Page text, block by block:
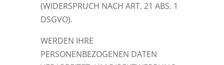
(WIDERSPRUCH NACH ART. 21 ABS. 1
DSGVO).
WERDEN IHRE
PERSONENBEZOGENEN DATEN